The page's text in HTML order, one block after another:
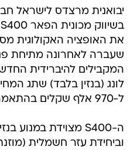
יבואנית מרצדס לישראל
שעברה לאחרונה מתיחת
ל-970 אלף שקלים בהתאמה.
וביחידת עזר חשמלית